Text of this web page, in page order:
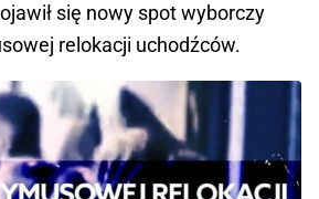
się nowy spot wyborczy
relokacji uchodźców.